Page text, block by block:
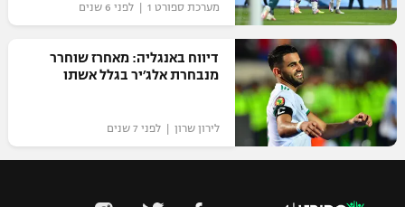
מערכת ספורט 1 | לפני 6 שנים
דיווח באנגליה: מאחרז שוחרר
מנבחרת אלג׳יר בגלל אשתו
לירון שרון | לפני 7 שנים